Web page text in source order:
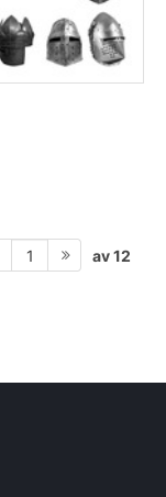
1 av 12